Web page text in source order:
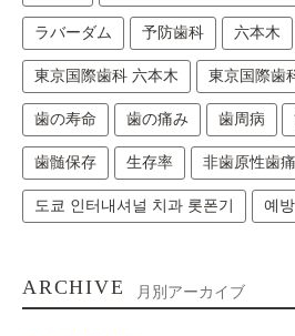
ラバーダム 予防歯科 六本木
東京国際歯科 六本木 東京国際歯
歯の寿命 歯の痛み 歯周病
歯髄保存 生存率 非歯原性歯痛
도쿄 인터내셔널 치과 롯폰기 예
ARCHIVE 月別アーカイブ